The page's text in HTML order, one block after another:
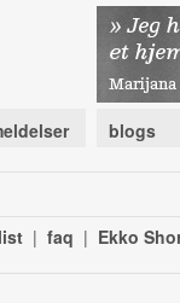
blogs
| faq | Ekko